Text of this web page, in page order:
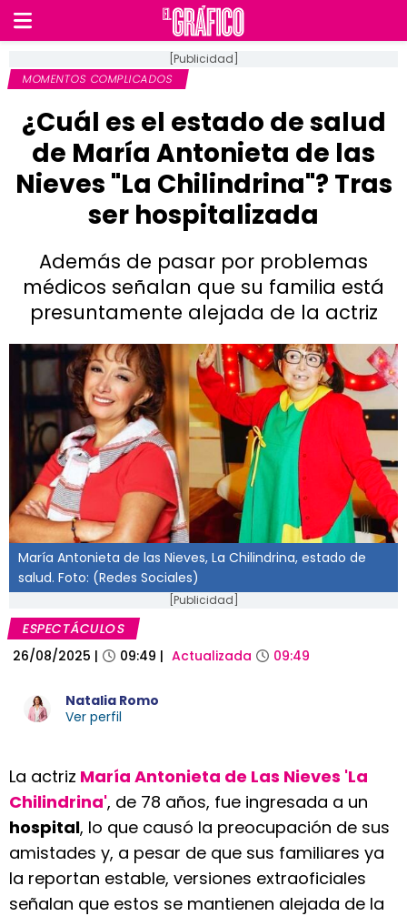
[Publicidad]
MOMENTOS COMPLICADOS
¿Cuál es el estado de salud
de María Antonieta de las
Nieves "La Chilindrina"? Tras
ser hospitalizada
Además de pasar por problemas
médicos señalan que su familia está
presuntamente alejada de la actriz
María Antonieta de las Nieves, La Chilindrina, estado de
salud. Foto: (Redes Sociales)
[Publicidad]
ESPECTÁCULOS
26/08/2025 | 09:49 | Actualizada 09:49
Natalia Romo
Ver perfil
La actriz María Antonieta de Las Nieves 'La
Chilindrina', de 78 años, fue ingresada a un
hospital, lo que causó la preocupación de sus
amistades y, a pesar de que sus familiares ya
la reportan estable, versiones extraoficiales
señalan que estos se mantienen alejada de la